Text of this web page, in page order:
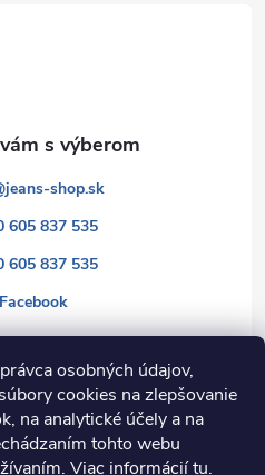
osobných údajov,
cookies na zlepšovanie
na analytické účely a na
tohto webu
Viac informáciítu.
jeans-shop.sk
605 837 535
605 837 535
Facebook